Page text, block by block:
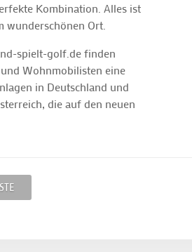
Kombination. Alles ist
wunderschönen Ort.
spielt-golf.de finden
Wohnmobilisten eine
in Deutschland und
die auf den neuen